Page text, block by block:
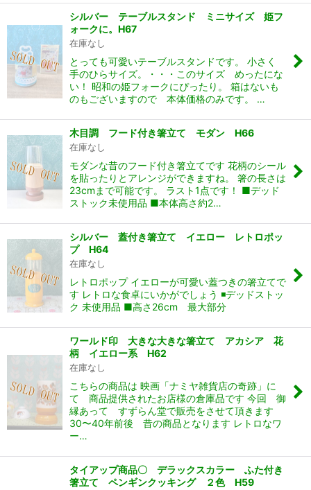
シルバー テーブルスタンド ミニサイズ 姫フ
ォークに。H67
在庫なし
とっても可愛いテーブルスタンドです。 小さく
手のひらサイズ。・・・このサイズ めったにな
い！ 昭和の姫フォークにぴったり。 箱はないも
のもございますので 本体価格のみです。 …
木目調 フード付き箸立て モダン H66
在庫なし
モダンな昔のフード付き箸立てです 花柄のシール
を貼ったりとアレンジができますね。 箸の長さは
23cmまで可能です。 ラスト1点です！ ■デッド
ストック未使用品 ■本体高さ約2…
シルバー 蓋付き箸立て イエロー レトロポッ
プ H64
在庫なし
レトロポップ イエローが可愛い蓋つきの箸立てで
す レトロな食卓にいかがでしょう ◾️デッドストッ
ク 未使用品 ■高さ26cm 最大部分
ワールド印 大きな大きな箸立て アカシア 花
柄 イエロー系 H62
在庫なし
こちらの商品は 映画「ナミヤ雑貨店の奇跡」に
て 商品提供されたお店様の倉庫品です 今回 御
縁あって すずらん堂で販売をさせて頂きます
30〜40年前後 昔の商品となります レトロなワ
ー…
タイアップ商品〇 デラックスカラー ふた付き
箸立て ペンギンクッキング ２色 H59